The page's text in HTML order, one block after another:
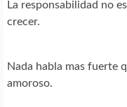
La responsabilidad no
crecer.
Nada habla mas fuerte
amoroso.